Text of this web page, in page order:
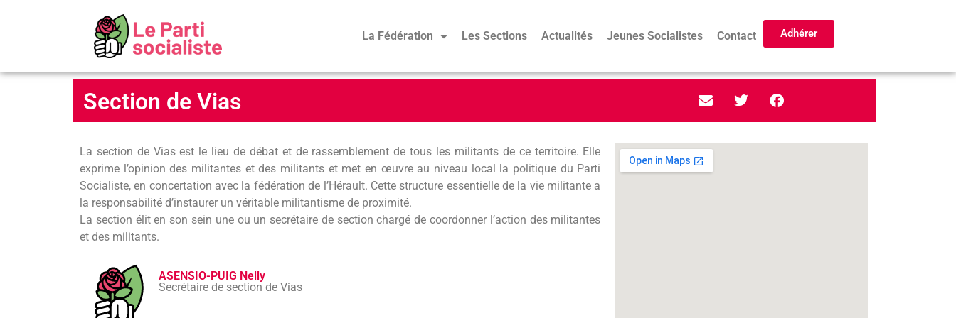
La Fédération Les Sections Actualités Jeunes Socialistes Contact Adhérer
Section de Vias
La section de Vias est le lieu de débat et de rassemblement de tous les militants de ce territoire. Elle
exprime l’opinion des militantes et des militants et met en œuvre au niveau local la politique du Parti
Socialiste, en concertation avec la fédération de l’Hérault. Cette structure essentielle de la vie militante a
la responsabilité d’instaurer un véritable militantisme de proximité.
La section élit en son sein une ou un secrétaire de section chargé de coordonner l’action des militantes
et des militants.
ASENSIO-PUIG Nelly
Secrétaire de section de Vias